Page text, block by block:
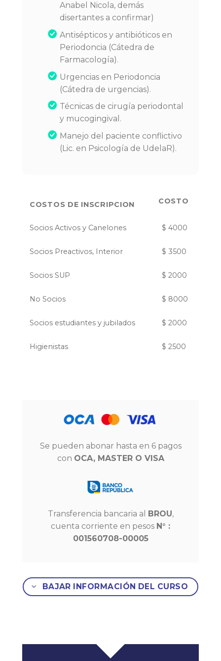
Anabel Nicola, demás
disertantes a confirmar)
Antisépticos y antibióticos en
Periodoncia (Cátedra de
Farmacología).
Urgencias en Periodoncia
(Cátedra de urgencias).
Técnicas de cirugía periodontal
y mucogingival.
Manejo del paciente conflictivo
(Lic. en Psicología de UdelaR).
COSTOS DE INSCRIPCION COSTO
Socios Activos y Canelones $ 4000
Socios Preactivos, Interior $ 3500
Socios SUP $ 2000
No Socios $ 8000
Socios estudiantes y jubilados $ 2000
Higienistas $ 2500
Se pueden abonar hasta en 6 pagos
con OCA, MASTER O VISA
Transferencia bancaria al BROU,
cuenta corriente en pesos N° :
001560708-00005
BAJAR INFORMACIÓN DEL CURSO